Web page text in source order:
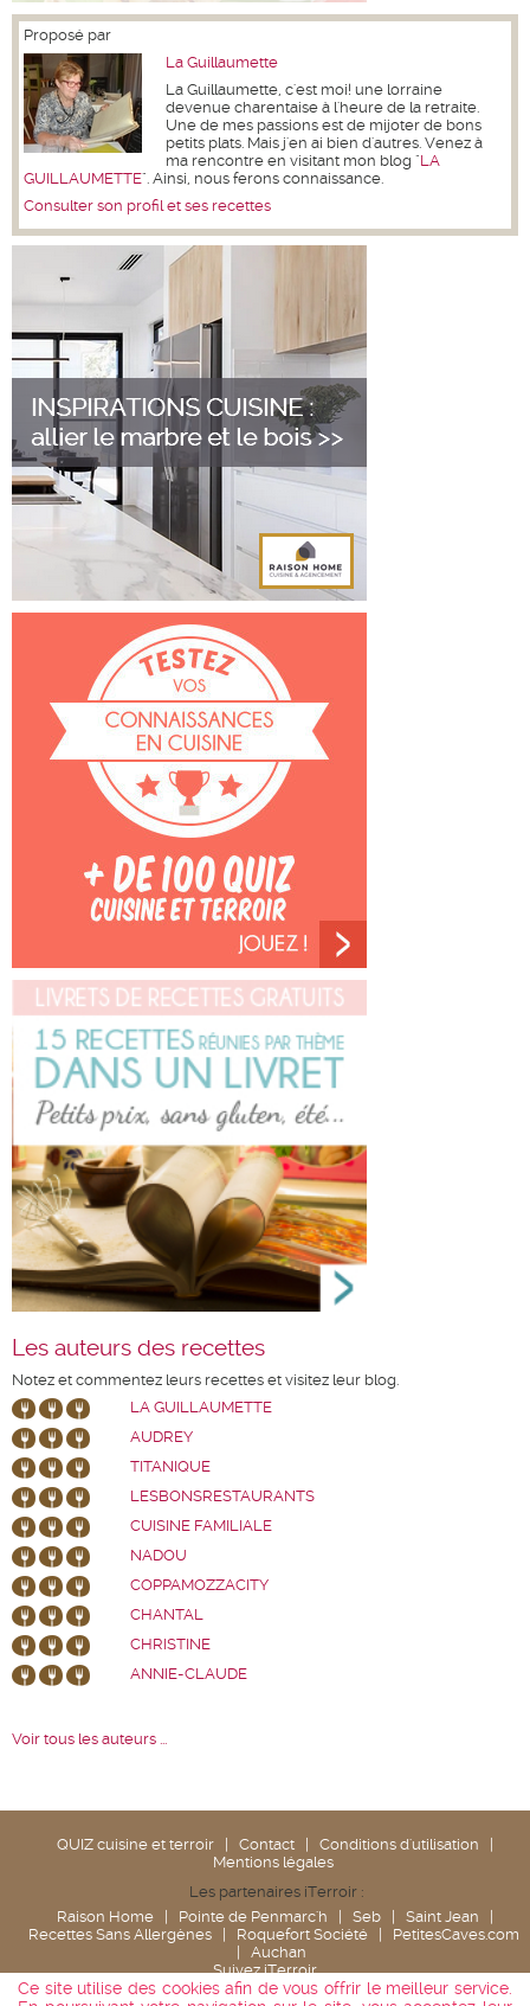
Proposé par
La Guillaumette
La Guillaumette, c'est moi! une lorraine
devenue charentaise à l'heure de la retraite.
Une de mes passions est de mijoter de bons
petits plats. Mais j'en ai bien d'autres. Venez à
ma rencontre en visitant mon blog "LA
GUILLAUMETTE". Ainsi, nous ferons connaissance.
Consulter son profil et ses recettes
Les auteurs des recettes
Notez et commentez leurs recettes et visitez leur blog.
LA GUILLAUMETTE
AUDREY
TITANIQUE
LESBONSRESTAURANTS
CUISINE FAMILIALE
NADOU
COPPAMOZZACITY
CHANTAL
CHRISTINE
ANNIE-CLAUDE
Voir tous les auteurs ...
QUIZ cuisine et terroir Contact Conditions d'utilisation
Mentions légales
Les partenaires iTerroir :
Raison Home
Pointe de Penmarc'h Seb Saint Jean
Recettes Sans Allergènes
Roquefort Société
PetitesCaves.com
Auchan
Suivez iTerroir
Ce site utilise des cookies afin de vous offrir le meilleur service.